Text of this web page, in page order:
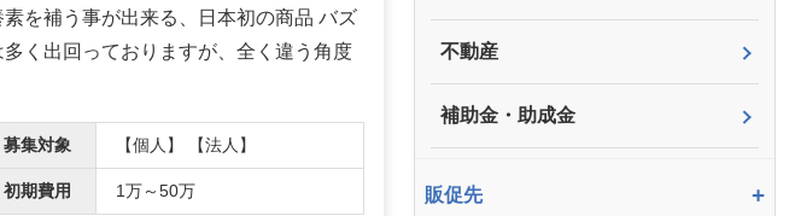
を補う事が出来る、日本初の商品 バズ
く出回っておりますが、全く違う角度
募集対象 【個人】 【法人】
初期費用 1万～50万
不動産
補助金・助成金
販促先 +